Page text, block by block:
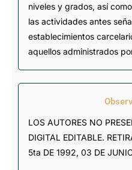
niveles y grados, así
las actividades antes
establecimientos
aquellos administrados
LOS AUTORES NO
DIGITAL EDITABLE.
5ta DE 1992, 03 DE